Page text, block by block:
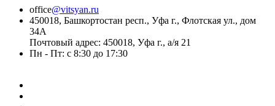
office@vitsyan.ru
450018, Башкортостан респ., Уфа г., Флотская ул., дом
34А
Почтовый адрес: 450018, Уфа г., а/я 21
Пн - Пт: с 8:30 до 17:30